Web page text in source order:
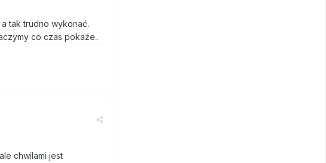
tak trudno wykonać.
co czas pokaże..
chwilami jest